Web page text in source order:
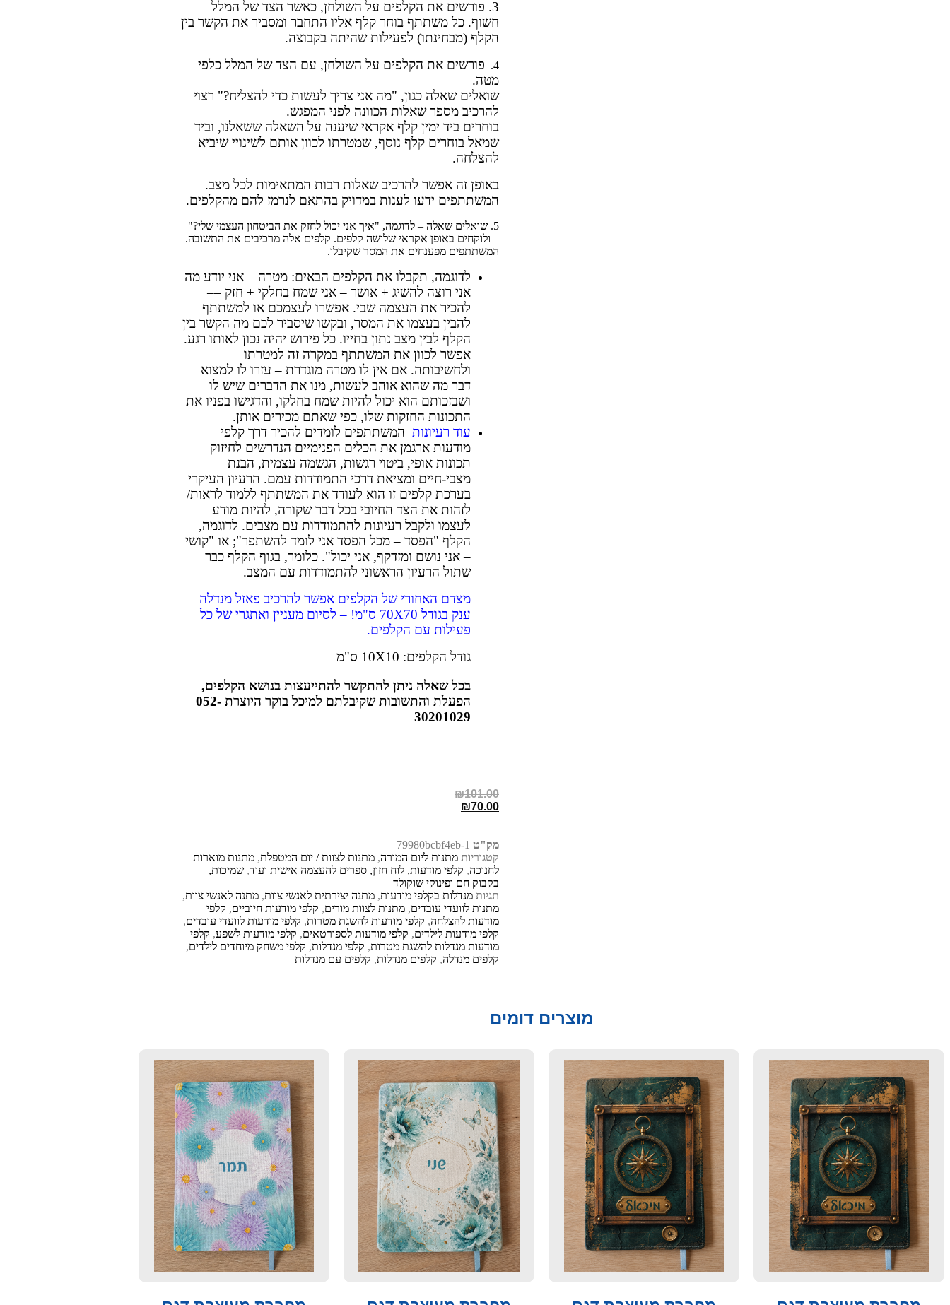
3. פורשים את הקלפים על השולחן, כאשר הצד של המלל
חשוף. כל משתתף בוחר קלף אליו התחבר ומסביר את הקשר בין
הקלף (מבחינתו) לפעילות שהיתה בקבוצה.
4.
פורשים את הקלפים על השולחן, עם הצד של המלל כלפי
מטה.
שואלים שאלה כגון, "מה אני צריך לעשות כדי להצליח?" רצוי
להרכיב מספר שאלות הכוונה לפני המפגש.
בוחרים ביד ימין קלף אקראי שיענה על השאלה ששאלנו, וביד
שמאל בוחרים קלף נוסף, שמטרתו לכוון אותם לשינויי שיביא
להצלחה.
באופן זה אפשר להרכיב שאלות רבות המתאימות לכל מצב.
המשתתפים ידעו לענות במדויק בהתאם לנרמז להם מהקלפים.
5. שואלים שאלה – לדוגמה, "איך אני יכול לחזק את הביטחון העצמי שלי?"
– ולוקחים באופן אקראי שלושה קלפים. קלפים אלה מרכיבים את התשובה.
המשתתפים מפענחים את המסר שקיבלו.
לדוגמה, תקבלו את הקלפים הבאים: מטרה – אני יודע מה
אני רוצה להשיג + אושר – אני שמח בחלקי + חזק ––
להכיר את העצמה שבי. אפשרו לעצמכם או למשתתף
להבין בעצמו את המסר, ובקשו שיסביר לכם מה הקשר בין
הקלף לבין מצב נתון בחייו. כל פירוש יהיה נכון לאותו רגע.
אפשר לכוון את המשתתף במקרה זה למטרתו
ולחשיבותה. אם אין לו מטרה מוגדרת – עזרו לו למצוא
דבר מה שהוא אוהב לעשות, מנו את הדברים שיש לו
ושבזכותם הוא יכול להיות שמח בחלקו, והדגישו בפניו את
התכונות החזקות שלו, כפי שאתם מכירים אותן.
עוד רעיונות המשתתפים לומדים להכיר דרך קלפי
מודעות ארגמן את הכלים הפנימיים הנדרשים לחיזוק
תכונות אופי, ביטוי רגשות, הגשמה עצמית, הבנת
מצבי-חיים ומציאת דרכי התמודדות עמם. הרעיון העיקרי
בערכת קלפים זו הוא לעודד את המשתתף ללמוד לראות/
לזהות את הצד החיובי בכל דבר שקורה, להיות מודע
לעצמו ולקבל רעיונות להתמודדות עם מצבים. לדוגמה,
הקלף "הפסד – מכל הפסד אני לומד להשתפר"; או "קושי
– אני נושם ומזדקף, אני יכול". כלומר, בגוף הקלף כבר
שתול הרעיון הראשוני להתמודדות עם המצב.
מצדם האחורי של הקלפים אפשר להרכיב פאזל מנדלה
ענק בגודל 70X70 ס"מ! – לסיום מעניין ואתגרי של כל
פעילות עם הקלפים.
גודל הקלפים: 10X10 ס"מ
בכל שאלה ניתן להתקשר להתייעצות בנושא הקלפים,
הפעלת והתשובות שקיבלתם למיכל בוקר היוצרת 052-
30201029
₪101.00
₪70.00
מק"ט 79980bcbf4eb-1
קטגוריות מתנות ליום המורה, מתנות לצוות / יום המטפלת, מתנות מוארות
לחנוכה, קלפי מודעות, לוח חזון, ספרים להעצמה אישית ועוד, שמיכות,
בקבוק חם ופינוקי שוקולד
תגיות מנדלות בקלפי מודעות, מתנה יצירתית לאנשי צוות, מתנה לאנשי צוות,
מתנות לוועדי עובדים, מתנות לצוות מורים, קלפי מודעות חיוביים, קלפי
מודעות להצלחה, קלפי מודעות להשגת מטרות, קלפי מודעות לוועדי עובדים,
קלפי מודעות לילדים, קלפי מודעות לספורטאים, קלפי מודעות לשפע, קלפי
מודעות מנדלות להשגת מטרות, קלפי מנדלות, קלפי משחק מיוחדים לילדים,
קלפים מנדלה, קלפים מנדלות, קלפים עם מנדלות
מוצרים דומים